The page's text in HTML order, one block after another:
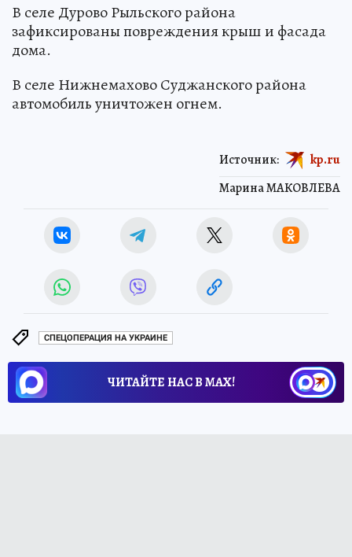
В селе Дурово Рыльского района
зафиксированы повреждения крыш и фасада
дома.
В селе Нижнемахово Суджанского района
автомобиль уничтожен огнем.
Марина МАКОВЛЕВА
Источник: kp.ru
СПЕЦОПЕРАЦИЯ НА УКРАИНЕ
ЧИТАЙТЕ НАС В МАХ!